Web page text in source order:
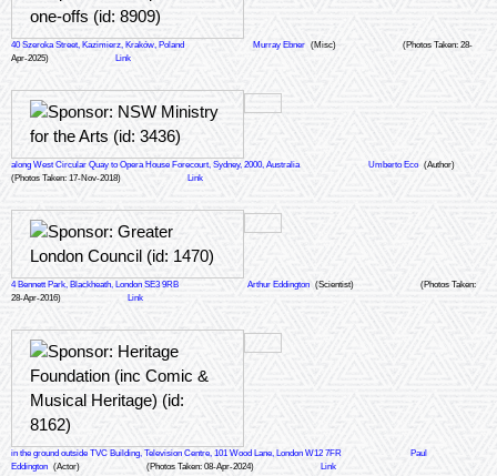
40 Szeroka Street, Kazimierz, Kraków, Poland Murray Ebner (Misc)
(Photos Taken: 28-
Apr-2025)
Link
along West Circular Quay to Opera House Forecourt, Sydney, 2000, Australia Umberto Eco (Author)
(Photos Taken: 17-Nov-2018)
Link
4 Bennett Park, Blackheath, London SE3 9RB Arthur Eddington (Scientist)
(Photos Taken:
28-Apr-2016)
Link
in the ground outside TVC Building, Television Centre, 101 Wood Lane, London W12 7FR
Paul
Eddington (Actor) (Photos Taken: 08-Apr-2024) Link